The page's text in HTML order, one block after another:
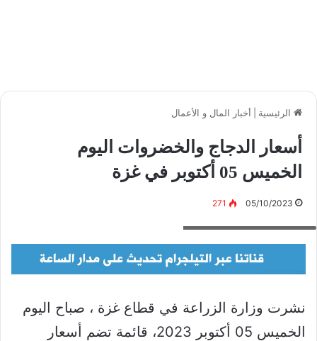
الرئيسية أخبار المال و الأعمال
أسعار الدجاج والخضروات اليوم
الخميس 05 أكتوبر في غزة
05/10/2023
271
نشرت وزارة الزراعة في قطاع غزة ، صباح اليوم
الخميس 05 أكتوبر 2023، قائمة تضم أسعار